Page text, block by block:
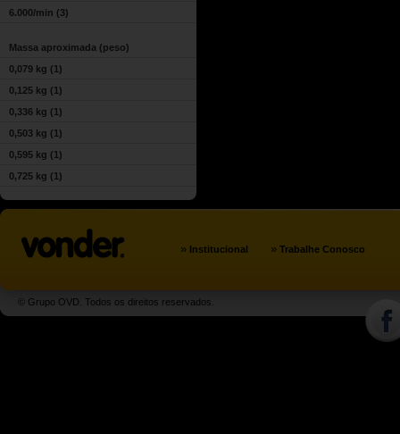
6.000/min (3)
Massa aproximada (peso)
0,079 kg (1)
0,125 kg (1)
0,336 kg (1)
0,503 kg (1)
0,595 kg (1)
0,725 kg (1)
» Institucional » Trabalhe Conosco
© Grupo OVD. Todos os direitos reservados.